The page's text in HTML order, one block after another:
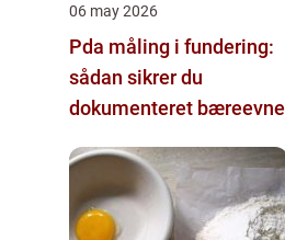
06 may 2026
Pda måling i fundering:
sådan sikrer du
dokumenteret bæreevne